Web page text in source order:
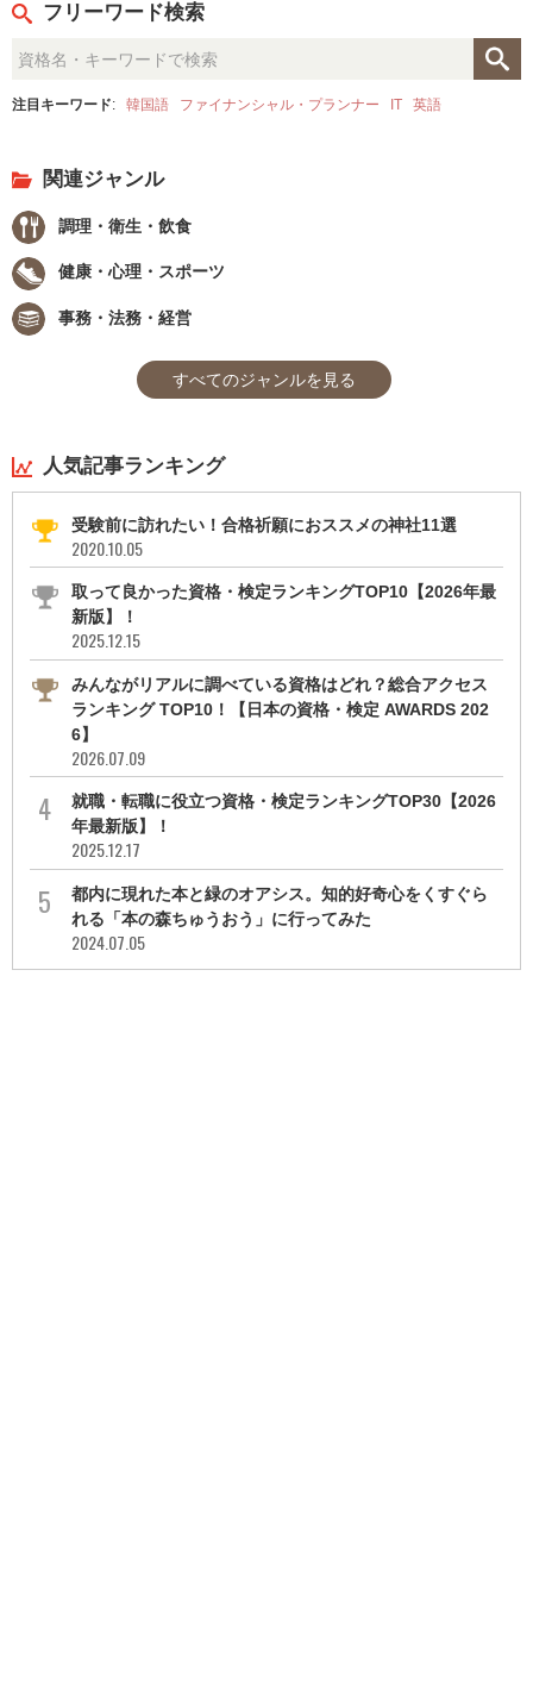
フリーワード検索
注目キーワード: 韓国語 ファイナンシャル・プランナー IT 英語
関連ジャンル
調理・衛生・飲食
健康・心理・スポーツ
事務・法務・経営
すべてのジャンルを見る
人気記事ランキング
受験前に訪れたい！合格祈願におススメの神社11選
2020.10.05
取って良かった資格・検定ランキングTOP10【2026年最
新版】！
2025.12.15
みんながリアルに調べている資格はどれ？総合アクセス
ランキング TOP10！【日本の資格・検定 AWARDS 202
6】
2026.07.09
就職・転職に役立つ資格・検定ランキングTOP30【2026
年最新版】！
2025.12.17
都内に現れた本と緑のオアシス。知的好奇心をくすぐら
れる「本の森ちゅうおう」に行ってみた
2024.07.05